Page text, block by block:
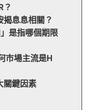
？
揭息息相關？
是指哪個期限
市場主流是H
關鍵因素